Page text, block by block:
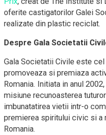
oferite castigatorilor Galei
realizate din plastic reciclat.
Despre Gala Societatii
Gala Societatii Civile este
promoveaza si premiaza
Romania. Initiata in anul
misiune recunoasterea
imbunatatirea vietii intr-o
premierea spiritului civic si
Romania.